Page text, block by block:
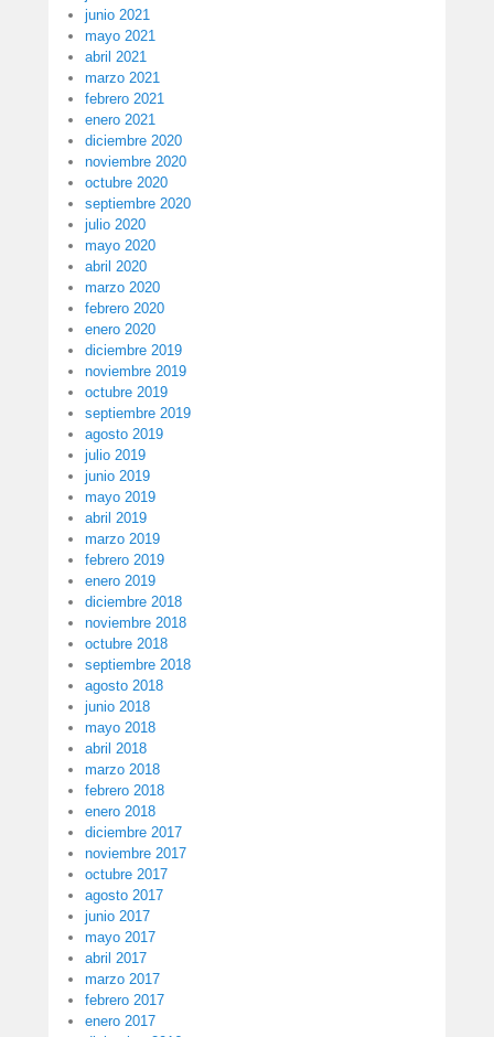
junio 2021
mayo 2021
abril 2021
marzo 2021
febrero 2021
enero 2021
diciembre 2020
noviembre 2020
octubre 2020
septiembre 2020
julio 2020
mayo 2020
abril 2020
marzo 2020
febrero 2020
enero 2020
diciembre 2019
noviembre 2019
octubre 2019
septiembre 2019
agosto 2019
julio 2019
junio 2019
mayo 2019
abril 2019
marzo 2019
febrero 2019
enero 2019
diciembre 2018
noviembre 2018
octubre 2018
septiembre 2018
agosto 2018
junio 2018
mayo 2018
abril 2018
marzo 2018
febrero 2018
enero 2018
diciembre 2017
noviembre 2017
octubre 2017
agosto 2017
junio 2017
mayo 2017
abril 2017
marzo 2017
febrero 2017
enero 2017